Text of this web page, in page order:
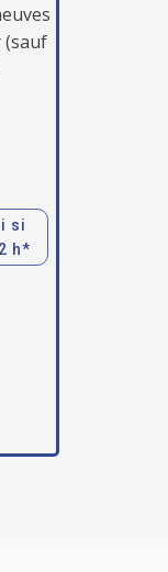
(sauf
si
h*